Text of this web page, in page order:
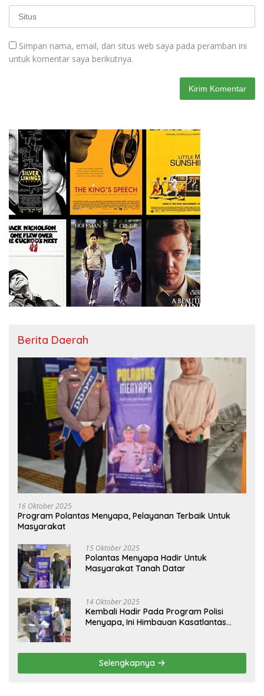
Simpan nama, email, dan situs web saya pada peramban ini
untuk komentar saya berikutnya.
Berita Daerah
16 Oktober 2025
Program Polantas Menyapa, Pelayanan Terbaik Untuk
Masyarakat
15 Oktober 2025
Polantas Menyapa Hadir Untuk
Masyarakat Tanah Datar
14 Oktober 2025
Kembali Hadir Pada Program Polisi
Menyapa, Ini Himbauan Kasatlantas
Selengkapnya